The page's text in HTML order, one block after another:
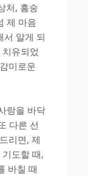
처, 흠숭
제 마음
서 알게 되
유되었
미로운
랑을 바닥
다른 선
리면, 제
도할 때,
바칠 때